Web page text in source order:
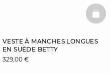
VESTE À MANCHES LONGUES
EN SUÈDE BETTY
329,00 €